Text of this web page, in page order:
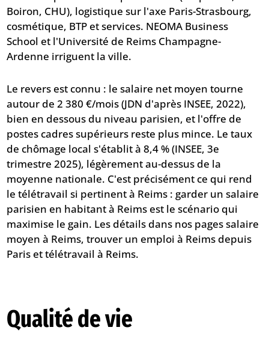
Boiron, CHU), logistique sur l'axe Paris-Strasbourg,
cosmétique, BTP et services. NEOMA Business
School et l'Université de Reims Champagne-
Ardenne irriguent la ville.
Le revers est connu : le salaire net moyen tourne
autour de 2 380 €/mois (JDN d'après INSEE, 2022),
bien en dessous du niveau parisien, et l'offre de
postes cadres supérieurs reste plus mince. Le taux
de chômage local s'établit à 8,4 % (INSEE, 3e
trimestre 2025), légèrement au-dessus de la
moyenne nationale. C'est précisément ce qui rend
le télétravail si pertinent à Reims : garder un salaire
parisien en habitant à Reims est le scénario qui
maximise le gain. Les détails dans nos pagessalaire
moyen à Reims,trouver un emploi à Reims depuis
Paris ettélétravail à Reims.
Qualité de vie